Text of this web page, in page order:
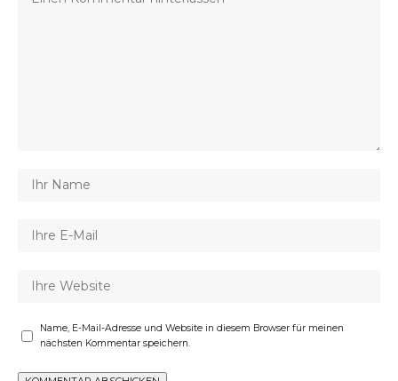
Name, E-Mail-Adresse und Website in diesem Browser für meinen
nächsten Kommentar speichern.